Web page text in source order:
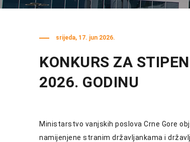
srijeda, 17. jun 2026.
KONKURS ZA
2026. GODINU
Ministarstvo vanjskih poslova Crne Gore
namijenjene stranim državljankama i